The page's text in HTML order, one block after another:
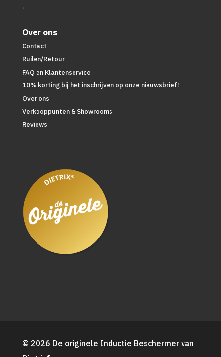
.
Over ons
Contact
Ruilen/Retour
FAQ en Klantenservice
10% korting bij het inschrijven op onze nieuwsbrief!
Over ons
Verkooppunten & Showrooms
Reviews
© 2026 De originele Inductie Beschermer van